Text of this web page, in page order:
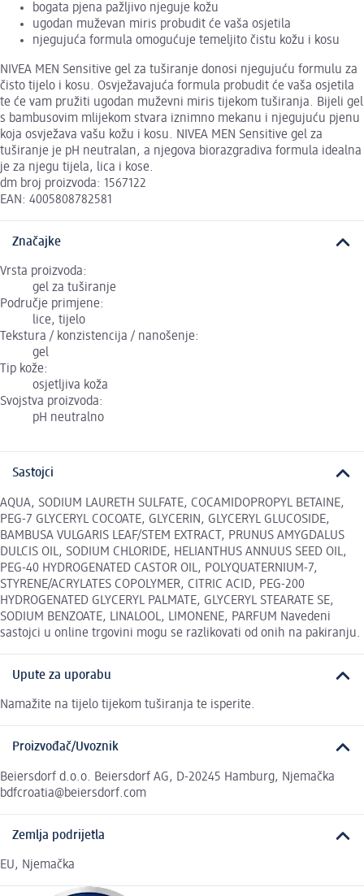
bogata pjena pažljivo njeguje kožu
ugodan muževan miris probudit će vaša osjetila
njegujuća formula omogućuje temeljito čistu kožu i kosu
NIVEA MEN Sensitive gel za tuširanje donosi njegujuću formulu za
čisto tijelo i kosu. Osvježavajuća formula probudit će vaša osjetila
te će vam pružiti ugodan muževni miris tijekom tuširanja. Bijeli gel
s bambusovim mlijekom stvara iznimno mekanu i njegujuću pjenu
koja osvježava vašu kožu i kosu. NIVEA MEN Sensitive gel za
tuširanje je pH neutralan, a njegova biorazgradiva formula idealna
je za njegu tijela, lica i kose.
dm broj proizvoda: 1567122
EAN: 4005808782581
Značajke
Vrsta proizvoda:
gel za tuširanje
Područje primjene:
lice, tijelo
Tekstura / konzistencija / nanošenje:
gel
Tip kože:
osjetljiva koža
Svojstva proizvoda:
pH neutralno
Sastojci
AQUA, SODIUM LAURETH SULFATE, COCAMIDOPROPYL BETAINE,
PEG-7 GLYCERYL COCOATE, GLYCERIN, GLYCERYL GLUCOSIDE,
BAMBUSA VULGARIS LEAF/STEM EXTRACT, PRUNUS AMYGDALUS
DULCIS OIL, SODIUM CHLORIDE, HELIANTHUS ANNUUS SEED OIL,
PEG-40 HYDROGENATED CASTOR OIL, POLYQUATERNIUM-7,
STYRENE/ACRYLATES COPOLYMER, CITRIC ACID, PEG-200
HYDROGENATED GLYCERYL PALMATE, GLYCERYL STEARATE SE,
SODIUM BENZOATE, LINALOOL, LIMONENE, PARFUM Navedeni
sastojci u online trgovini mogu se razlikovati od onih na pakiranju.
Upute za uporabu
Namažite na tijelo tijekom tuširanja te isperite.
Proizvođač/Uvoznik
Beiersdorf d.o.o. Beiersdorf AG, D-20245 Hamburg, Njemačka
bdfcroatia@beiersdorf.com
Zemlja podrijetla
EU, Njemačka